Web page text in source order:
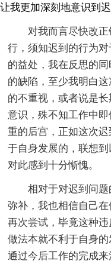
让我更加深刻地意识到迟
对我而言尽快改
行，须知迟到的行为
的益处，我在反思的
的缺陷，至少我明白
的不重视，或者说是
意识，殊不知工作中
重的后宫，正如这次
于自身发展的，联想
对此感到十分惭愧。
相对于对迟到问
弥补，我也相信自己
再次尝试，毕竟这种
做法本就不利于自身
通过今后工作的完成